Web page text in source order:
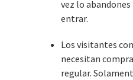
vez lo
entrar.
Los visitantes
necesitan
regular.